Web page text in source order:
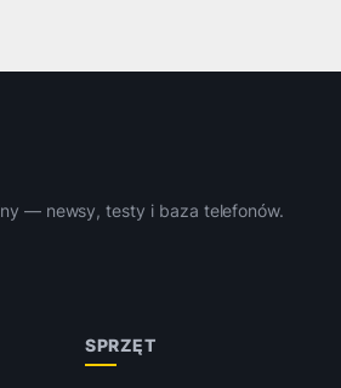
— newsy, testy i baza telefonów.
SPRZĘT